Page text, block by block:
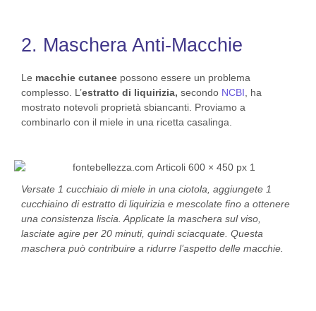
2. Maschera Anti-Macchie
Le macchie cutanee possono essere un problema
complesso. L’estratto di liquirizia, secondo NCBI , ha
mostrato notevoli proprietà sbiancanti. Proviamo a
combinarlo con il miele in una ricetta casalinga.
Versate 1 cucchiaio di miele in una ciotola, aggiungete 1
cucchiaino di estratto di liquirizia e mescolate fino a ottenere
una consistenza liscia. Applicate la maschera sul viso,
lasciate agire per 20 minuti, quindi sciacquate. Questa
maschera può contribuire a ridurre l’aspetto delle macchie.